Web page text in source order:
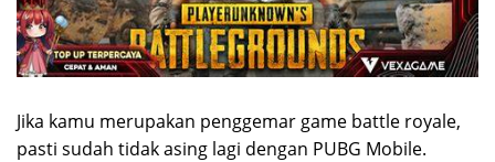
Jika kamu merupakan penggemar game battle royale,
pasti sudah tidak asing lagi dengan PUBG Mobile.